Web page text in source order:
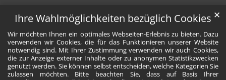
Ihre Wahlmöglichkeiten bezüglich Cookies
Wir möchten Ihnen ein optimales Webseiten-Erlebnis zu bieten. Dazu
verwenden wir Cookies, die für das Funktionieren unserer Website
notwendig sind. Mit Ihrer Zustimmung verwenden wir auch Cookies,
die zur Anzeige externer Inhalte oder zu anonymen Statistikzwecken
genutzt werden. Sie können selbst entscheiden, welche Kategorien Sie
zulassen möchten. Bitte beachten Sie, dass auf Basis Ihrer
✕